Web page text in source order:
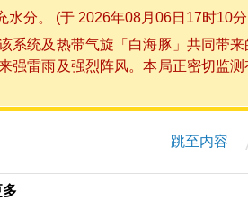
分。 (于 2026年08月06日17时10
系统及热带气旋「白海豚」共同带
雷雨及强烈阵风。本局正密切监测
跳至内容
多